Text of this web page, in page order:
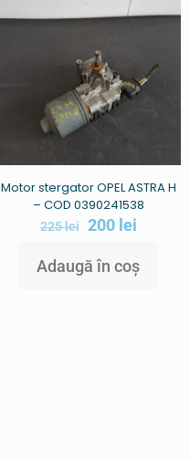
Motor stergator OPEL ASTRA H
– COD 0390241538
225lei 200 lei
Adaugă în coș